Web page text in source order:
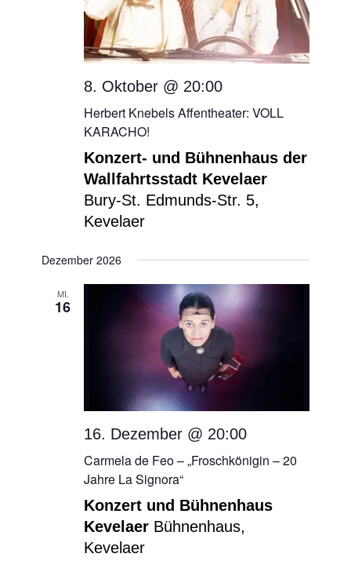
8. Oktober @ 20:00
Herbert Knebels Affentheater: VOLL
KARACHO!
Konzert- und Bühnenhaus der
Wallfahrtsstadt Kevelaer
Bury-St. Edmunds-Str. 5,
Kevelaer
Dezember 2026
MI.
16
16. Dezember @ 20:00
Carmela de Feo – „Froschkönigin – 20
Jahre La Signora“
Konzert und Bühnenhaus
Kevelaer Bühnenhaus,
Kevelaer